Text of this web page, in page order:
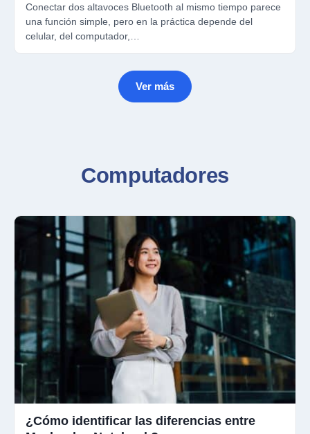
Conectar dos altavoces Bluetooth al mismo tiempo parece
una función simple, pero en la práctica depende del
celular, del computador,…
Ver más
Computadores
¿Cómo identificar las diferencias entre